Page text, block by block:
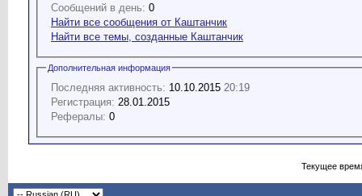
Сообщений в день: 0
Найти все сообщения от Каштанчик
Найти все темы, созданные Каштанчик
Дополнительная информация
Последняя активность: 10.10.2015 20:19
Регистрация: 28.01.2015
Рефералы: 0
Текущее